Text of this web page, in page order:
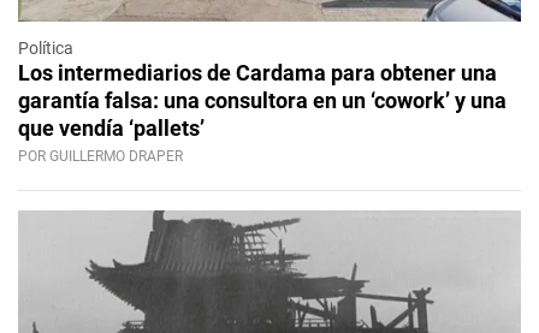
Política
Los intermediarios de Cardama para obtener una
garantía falsa: una consultora en un ‘cowork’ y una
que vendía ‘pallets’
POR GUILLERMO DRAPER